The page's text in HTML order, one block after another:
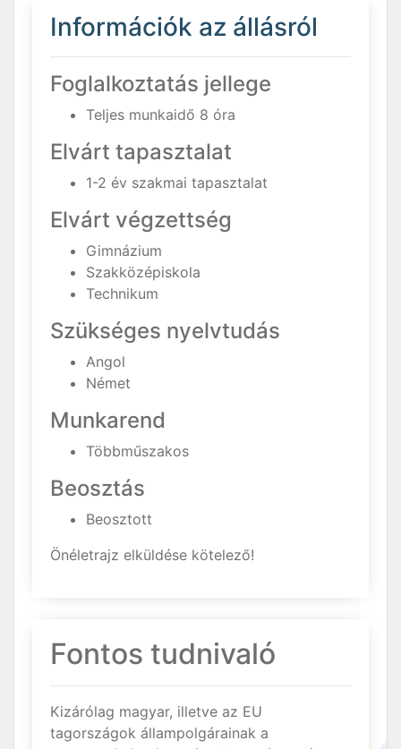
Információk az állásról
Foglalkoztatás jellege
Teljes munkaidő 8 óra
Elvárt tapasztalat
1-2 év szakmai tapasztalat
Elvárt végzettség
Gimnázium
Szakközépiskola
Technikum
Szükséges nyelvtudás
Angol
Német
Munkarend
Többműszakos
Beosztás
Beosztott
Önéletrajz elküldése kötelező!
Fontos tudnivaló
Kizárólag magyar, illetve az EU
tagországok állampolgárainak a